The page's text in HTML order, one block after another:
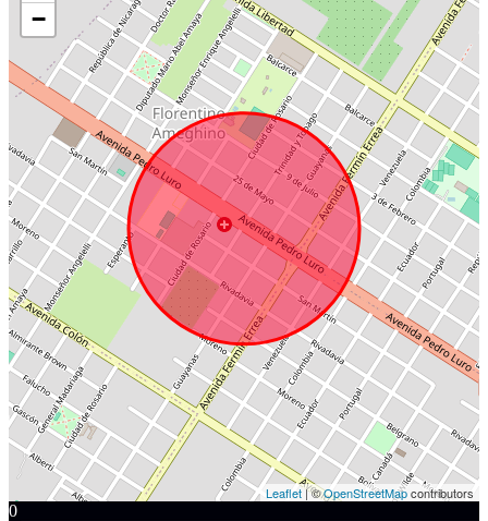
−
Leaflet| ©OpenStreetMapcontributors
0